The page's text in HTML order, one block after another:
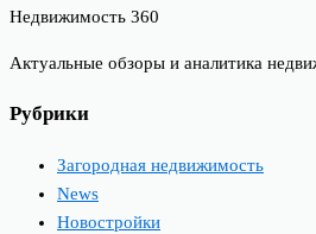
Недвижимость 360
Актуальные обзоры и аналитика
Рубрики
Загородная недвижимость
News
Новостройки